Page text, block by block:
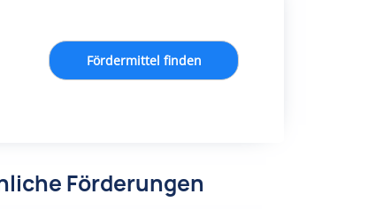
Fördermittel finden
Förderungen